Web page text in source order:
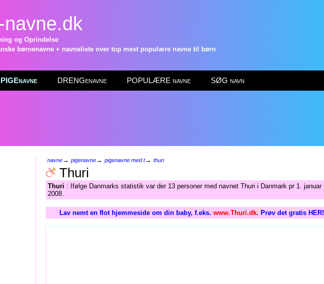
navne.dk
og Oprindelse
børnenavne + navneliste over top mest populære navne til børn
PIGEnavne DRENGenavne POPULÆRE navne SØG navn
navne→ pigenavne→ pigenavne med t→ thuri
Thuri
Thuri : Ifølge Danmarks statistik var der 13 personer med navnet Thuri i Danmark pr 1. januar
2008.
Lav nemt en flot hjemmeside om din baby, f.eks. www.Thuri.dk. Prøv det gratis HER!